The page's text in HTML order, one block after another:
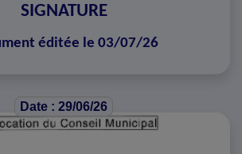
SIGNATURE
éditée le 03/07/26
Date : 29/06/26